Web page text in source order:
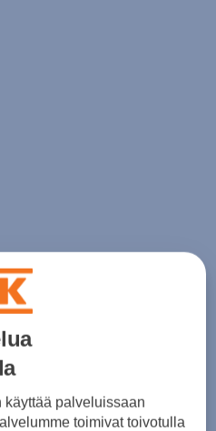
käyttää palveluissaan
toimivat toivotulla